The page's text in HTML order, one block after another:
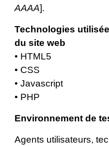
AAAA].
Technologies
du site web
• HTML5
• CSS
• Javascript
• PHP
Environnement de
Agents utilisateurs,